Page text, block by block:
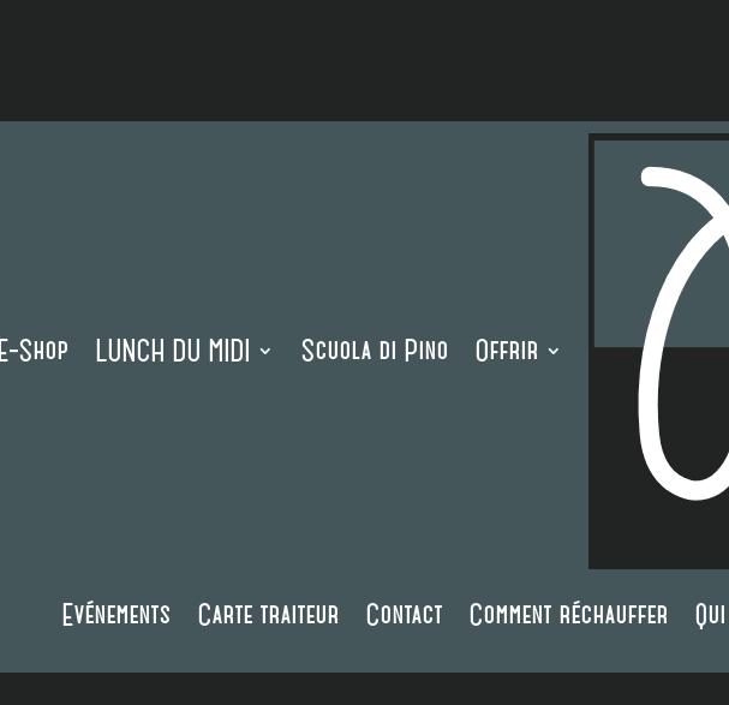
E-Shop LUNCH DU MIDI Scuola di Pino Offrir
Evénements Carte traiteur Contact Comment réchauffer